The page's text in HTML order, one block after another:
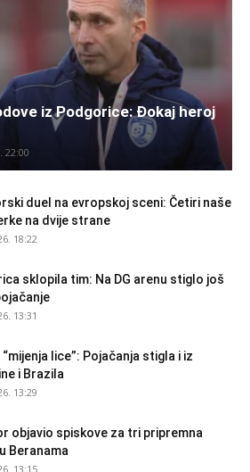
iz Podgorice: Đokaj heroj
22:00
duel na evropskoj sceni: Četiri naše
na dvije strane
18:22
sklopila tim: Na DG arenu stiglo još
13:31
lice”: Pojačanja stigla i iz
i Brazila
13:29
objavio spiskove za tri pripremna
Beranama
13:15